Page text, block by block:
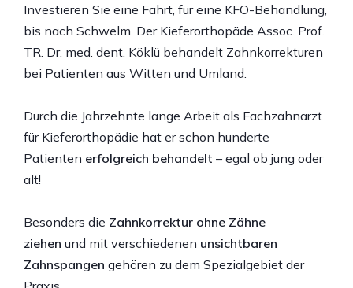
Investieren Sie eine Fahrt, für eine KFO-Behandlung,
bis nach Schwelm. Der Kieferorthopäde Assoc. Prof.
TR. Dr. med. dent. Köklü behandelt Zahnkorrekturen
bei Patienten aus Witten und Umland.
Durch die Jahrzehnte lange Arbeit als Fachzahnarzt
für Kieferorthopädie hat er schon hunderte
Patienten erfolgreich behandelt – egal ob jung oder
alt!
Besonders die Zahnkorrektur ohne Zähne
ziehen und mit verschiedenen unsichtbaren
Zahnspangen gehören zu dem Spezialgebiet der